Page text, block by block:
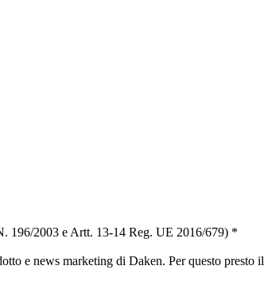
196/2003 e Artt. 13-14 Reg. UE 2016/679) *
e news marketing di Daken. Per questo presto il